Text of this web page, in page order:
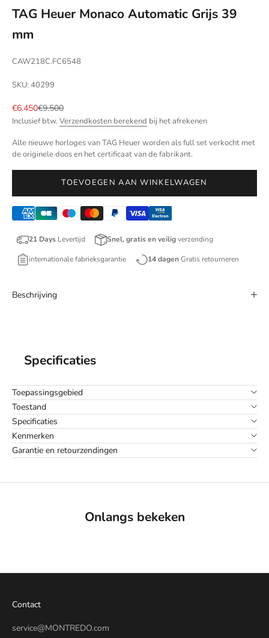
TAG Heuer Monaco Automatic Grijs 39
mm
CAW218C.FC6548
SKU: 40299
Aanbiedingsprijs
€6.450Normale prijs
€9.500
Inclusief btw. Verzendkosten berekend bij het afrekenen
Alle nieuwe horloges van TAG Heuer worden als full set verkocht met
de originele doos en het certificaat van de fabrikant.
TOEVOEGEN AAN WINKELWAGEN
21 Days Levertijd Snel, gratis en veiligverzending
internationale fabrieksgarantie 14 dagenGratis retourneren
Beschrijving
Specificaties
Toepassingsgebied
Toestand
Specificaties
Kenmerken
Garantie en retourzendingen
Onlangs bekeken
Contact
service@MONTREDO.com